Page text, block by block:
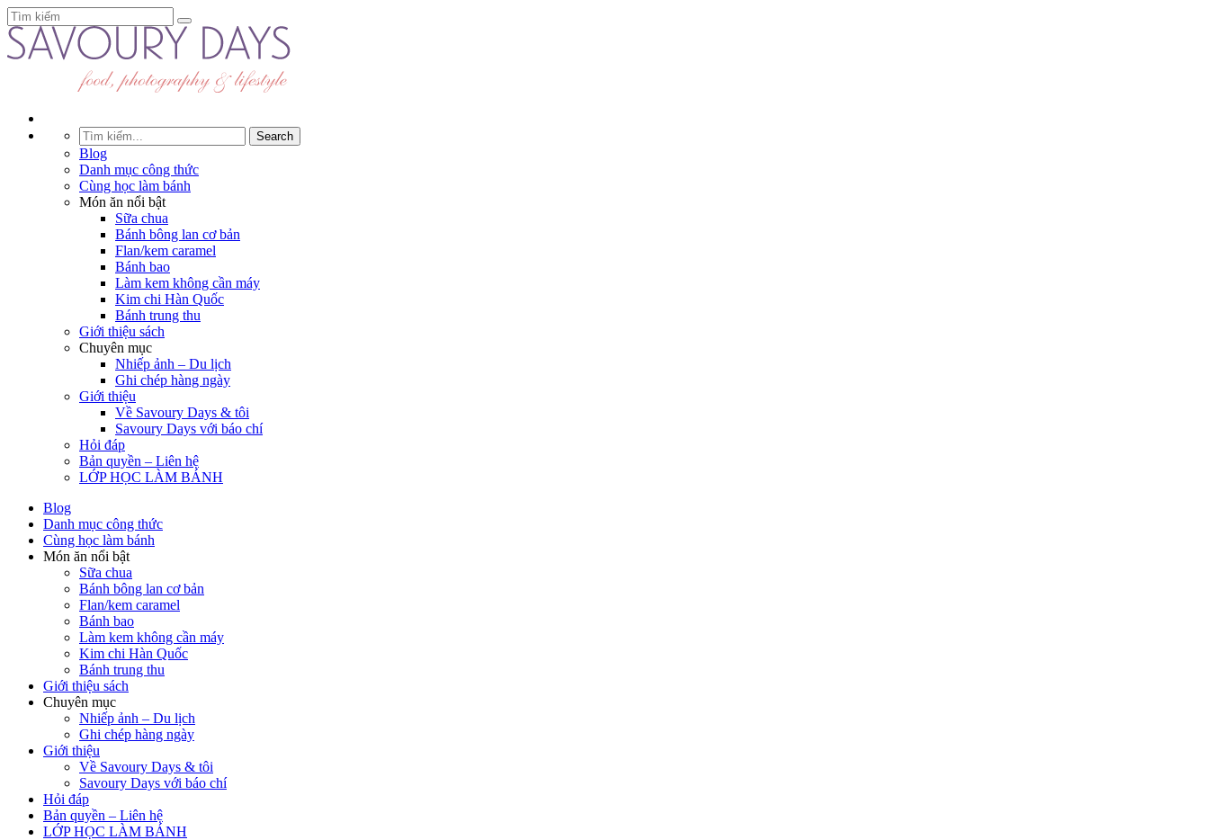
Blog
Danh mục công thức
Cùng học làm bánh
Món ăn nổi bật
Sữa chua
Bánh bông lan cơ bản
Flan/kem caramel
Bánh bao
Làm kem không cần máy
Kim chi Hàn Quốc
Bánh trung thu
Giới thiệu sách
Chuyên mục
Nhiếp ảnh – Du lịch
Ghi chép hàng ngày
Giới thiệu
Về Savoury Days & tôi
Savoury Days với báo chí
Hỏi đáp
Bản quyền – Liên hệ
LỚP HỌC LÀM BÁNH
Blog
Danh mục công thức
Cùng học làm bánh
Món ăn nổi bật
Sữa chua
Bánh bông lan cơ bản
Flan/kem caramel
Bánh bao
Làm kem không cần máy
Kim chi Hàn Quốc
Bánh trung thu
Giới thiệu sách
Chuyên mục
Nhiếp ảnh – Du lịch
Ghi chép hàng ngày
Giới thiệu
Về Savoury Days & tôi
Savoury Days với báo chí
Hỏi đáp
Bản quyền – Liên hệ
LỚP HỌC LÀM BÁNH